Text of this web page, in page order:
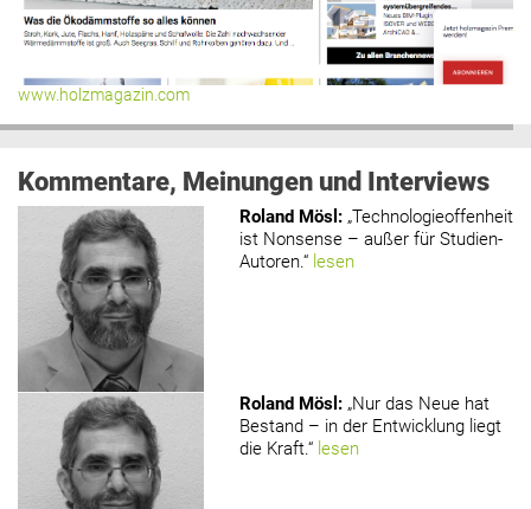
www.holzmagazin.com
Kommentare, Meinungen und Interviews
Roland Mösl : „Technologieoffenheit
ist Nonsense – außer für Studien-
Autoren.“ lesen
Roland Mösl : „Nur das Neue hat
Bestand – in der Entwicklung liegt
die Kraft.“ lesen